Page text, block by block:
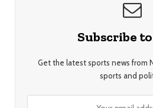
Subscribe
Get the latest sports news from
sports and